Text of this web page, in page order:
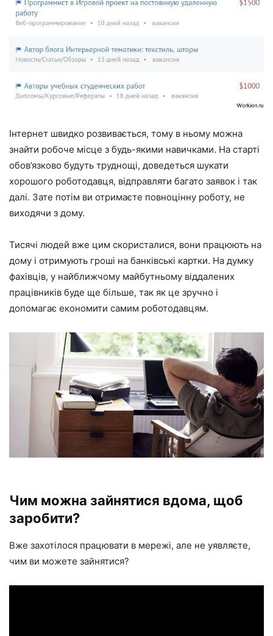
Інтернет швидко розвивається, тому в ньому можна
знайти робоче місце з будь-якими навичками. На старті
обов’язково будуть труднощі, доведеться шукати
хорошого роботодавця, відправляти багато заявок і так
далі. Зате потім ви отримаєте повноцінну роботу, не
виходячи з дому.
Тисячі людей вже цим скористалися, вони працюють на
дому і отримують гроші на банківські картки. На думку
фахівців, у найближчому майбутньому віддалених
працівників буде ще більше, так як це зручно і
допомагає економити самим роботодавцям.
Чим можна зайнятися вдома, щоб
заробити?
Вже захотілося працювати в мережі, але не уявляєте,
чим ви можете зайнятися?